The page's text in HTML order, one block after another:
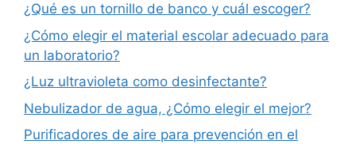
¿Qué es un tornillo de banco y cuál escoger?
¿Cómo elegir el material escolar adecuado para
un laboratorio?
¿Luz ultravioleta como desinfectante?
Nebulizador de agua, ¿Cómo elegir el mejor?
Purificadores de aire para prevención en el